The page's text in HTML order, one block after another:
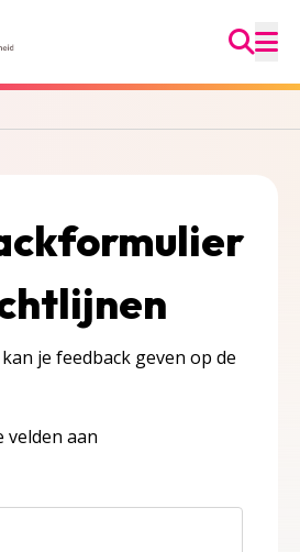
Ga
je feedback geven op de
velden aan